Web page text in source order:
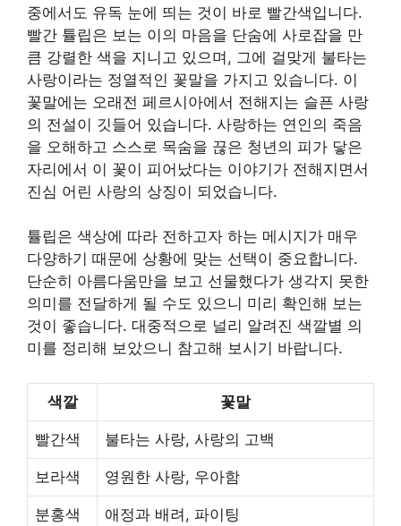
중에서도 유독 눈에 띄는 것이 바로 빨간색입니다.
빨간 튤립은 보는 이의 마음을 단숨에 사로잡을 만
큼 강렬한 색을 지니고 있으며, 그에 걸맞게 불타는
사랑이라는 정열적인 꽃말을 가지고 있습니다. 이
꽃말에는 오래전 페르시아에서 전해지는 슬픈 사랑
의 전설이 깃들어 있습니다. 사랑하는 연인의 죽음
을 오해하고 스스로 목숨을 끊은 청년의 피가 닿은
자리에서 이 꽃이 피어났다는 이야기가 전해지면서
진심 어린 사랑의 상징이 되었습니다.
튤립은 색상에 따라 전하고자 하는 메시지가 매우
다양하기 때문에 상황에 맞는 선택이 중요합니다.
단순히 아름다움만을 보고 선물했다가 생각지 못한
의미를 전달하게 될 수도 있으니 미리 확인해 보는
것이 좋습니다. 대중적으로 널리 알려진 색깔별 의
미를 정리해 보았으니 참고해 보시기 바랍니다.
색깔 꽃말
빨간색 불타는 사랑, 사랑의 고백
보라색 영원한 사랑, 우아함
분홍색 애정과 배려, 파이팅